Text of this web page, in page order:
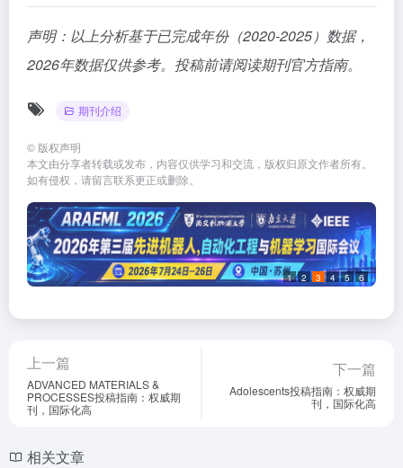
声明：以上分析基于已完成年份（2020-2025）数据，
2026年数据仅供参考。投稿前请阅读期刊官方指南。
期刊介绍
© 版权声明
本文由分享者转载或发布，内容仅供学习和交流，版权归原文作者所有。
如有侵权，请留言联系更正或删除。
1 2 3 4 5 6
上一篇
ADVANCED MATERIALS &
PROCESSES投稿指南：权威期
刊，国际化高
下一篇
Adolescents投稿指南：权威期
刊，国际化高
相关文章